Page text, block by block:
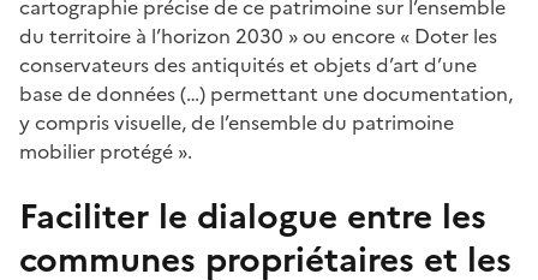
cartographie précise de ce patrimoine sur l’ensemble
du territoire à l’horizon 2030 » ou encore « Doter les
conservateurs des antiquités et objets d’art d’une
base de données (…) permettant une documentation,
y compris visuelle, de l’ensemble du patrimoine
mobilier protégé ».
Faciliter le dialogue entre les
communes propriétaires et les